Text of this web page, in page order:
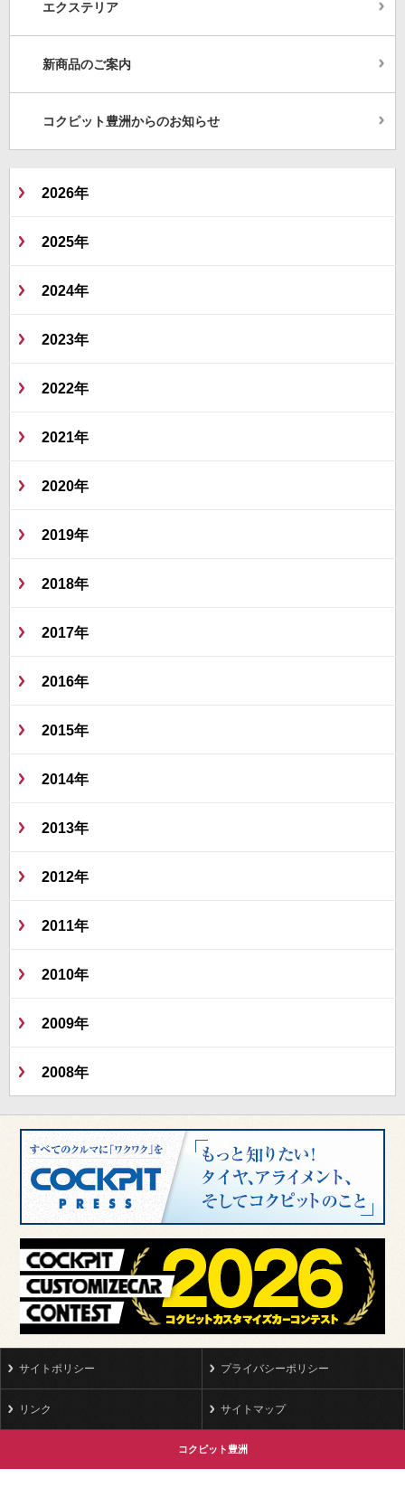
エクステリア
新商品のご案内
コクピット豊洲からのお知らせ
2026年
2025年
2024年
2023年
2022年
2021年
2020年
2019年
2018年
2017年
2016年
2015年
2014年
2013年
2012年
2011年
2010年
2009年
2008年
サイトポリシー プライバシーポリシー
リンク サイトマップ
コクピット豊洲